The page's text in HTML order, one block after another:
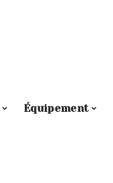
Équipement